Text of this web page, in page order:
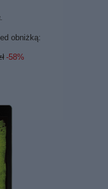
obniżką:
-58%